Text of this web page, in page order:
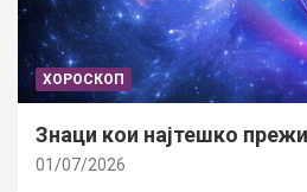
ХОРОСКОП
Знаци кои најтешко
01/07/2026